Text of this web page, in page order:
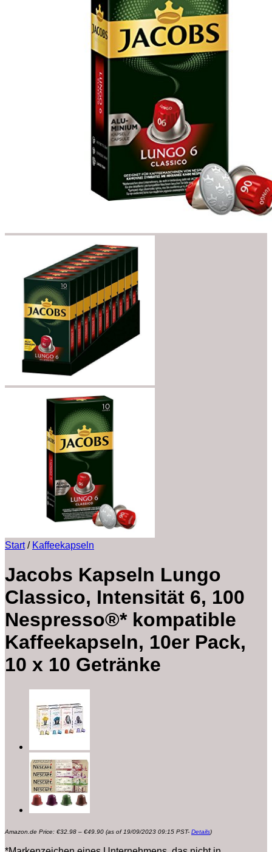
Start / Kaffeekapseln
Jacobs Kapseln Lungo
Classico, Intensität 6, 100
Nespresso®* kompatible
Kaffeekapseln, 10er Pack,
10 x 10 Getränke
Amazon.de Price: €32.98 – €49.90€32.98
€49.90
(as of 19/09/2023 09:15 PST- Details)